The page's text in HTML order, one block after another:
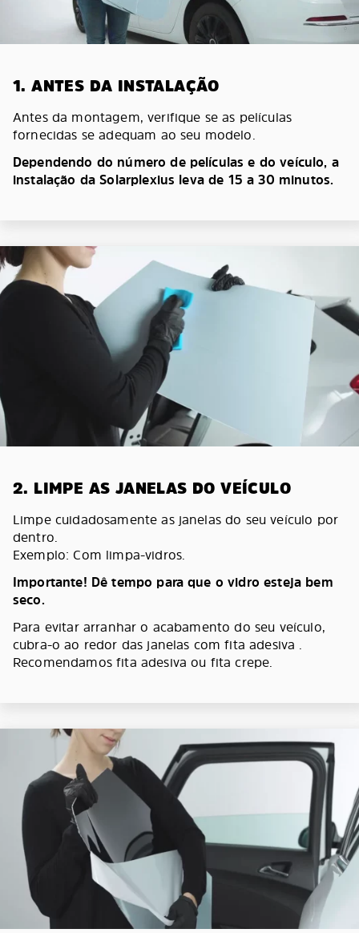
1. ANTES DA INSTALAÇÃO
Antes da montagem, verifique se as películas
fornecidas se adequam ao seu modelo.
Dependendo do número de películas e do veículo, a
instalação da Solarplexius leva de 15 a 30 minutos.
2. LIMPE AS JANELAS DO VEÍCULO
Limpe cuidadosamente as janelas do seu veículo por
dentro.
Exemplo: Com limpa-vidros.
Importante! Dê tempo para que o vidro esteja bem
seco.
Para evitar arranhar o acabamento do seu veículo,
cubra-o ao redor das janelas com fita adesiva .
Recomendamos fita adesiva ou fita crepe.